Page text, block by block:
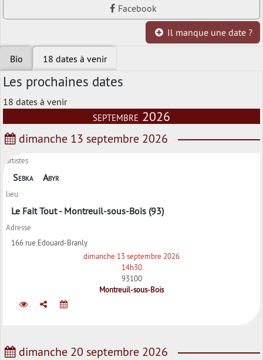
Facebook
Il manque une date ?
Bio 18 dates à venir
Les prochaines dates
18 dates à venir
septembre 2026
dimanche 13 septembre 2026
artistes
Sebka Abyr
lieu
Le Fait Tout - Montreuil-sous-Bois (93)
Adresse
166 rue Edouard-Branly
dimanche 13 septembre 2026
14h30
93100
Montreuil-sous-Bois
dimanche 20 septembre 2026